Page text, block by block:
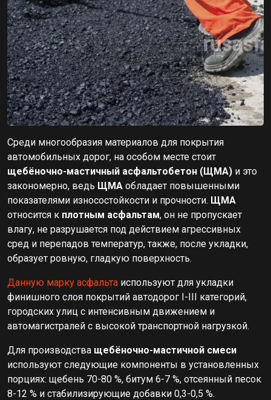
Среди многообразия материалов для покрытия
автомобильных дорог, на особом месте стоит
щебёночно-мастичный асфальтобетон (ЩМА) и это
закономерно, ведь ЩМА обладает повышенными
показателями износостойкости и прочности. ЩМА
относится к плотным асфальтам, он не пропускает
влагу, не разрушается под действием агрессивных
сред и перепадов температур, также, после укладки,
образует ровную, гладкую поверхность.
Данную марку асфальта используют для укладки
финишного слоя покрытий автодорог I-III категорий,
городских улиц с интенсивным движением и
автомагистралей с высокой транспортной нагрузкой.
Для производства щебёночно-мастичной смеси
используют следующие компоненты в установленных
порциях: щебень 70-80 %, битум 6-7 %, отсеянный песок
8-12 % и стабилизирующие добавки 0,3-0,5 %.